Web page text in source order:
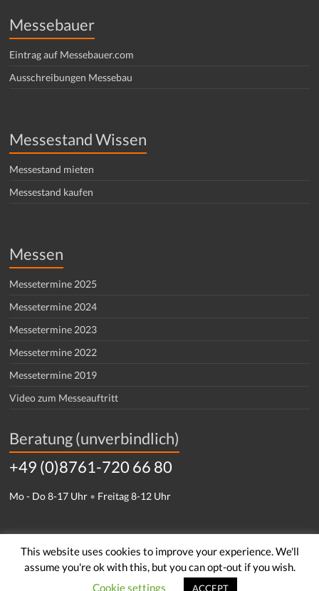
Messebauer
Eintrag auf Messebauer.com
Ausschreibungen Messebau
Messestand Wissen
Messestand mieten
Messestand kaufen
Messen
Messetermine 2025
Messetermine 2024
Messetermine 2023
Messetermine 2022
Messetermine 2019
Video zum Messeauftritt
Beratung (unverbindlich)
+49 (0)8761-720 66 80
Mo - Do 8-17 Uhr • Freitag 8-12 Uhr
Copyright © 2026Messebauer
This website uses cookies to improve your experience. We'll
assume you're ok with this, but you can opt-out if you wish.
Cookie settings
ACCEPT